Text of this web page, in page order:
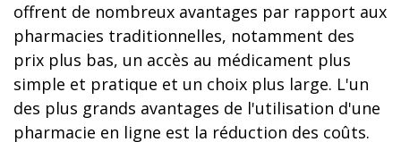
offrent de nombreux avantages par rapport aux
pharmacies traditionnelles, notamment des
prix plus bas, un accès au médicament plus
simple et pratique et un choix plus large. L'un
des plus grands avantages de l'utilisation d'une
pharmacie en ligne est la réduction des coûts.